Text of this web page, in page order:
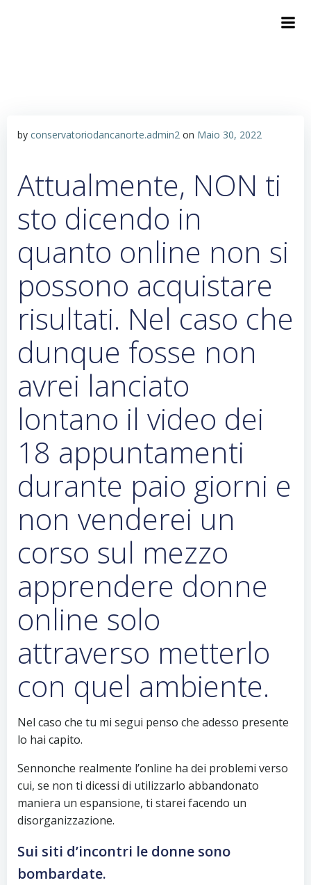
by conservatoriodancanorte.admin2 on Maio 30, 2022
Attualmente, NON ti
sto dicendo in
quanto online non si
possono acquistare
risultati. Nel caso che
dunque fosse non
avrei lanciato
lontano il video dei
18 appuntamenti
durante paio giorni e
non venderei un
corso sul mezzo
apprendere donne
online solo
attraverso metterlo
con quel ambiente.
Nel caso che tu mi segui penso che adesso presente
lo hai capito.
Sennonche realmente l’online ha dei problemi verso
cui, se non ti dicessi di utilizzarlo abbandonato
maniera un espansione, ti starei facendo un
disorganizzazione.
Sui siti d’incontri le donne sono
bombardate.